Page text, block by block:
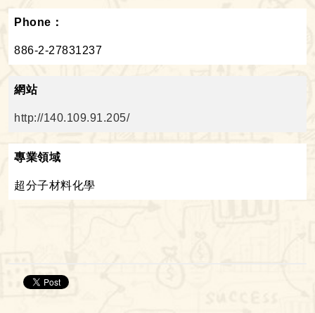
Phone：
886-2-27831237
網站
http://140.109.91.205/
專業領域
超分子材料化學